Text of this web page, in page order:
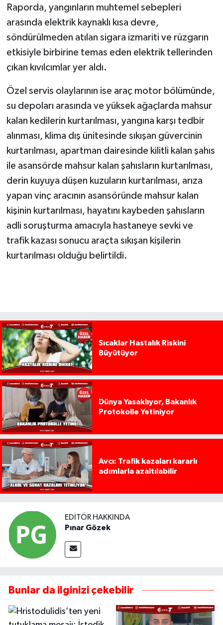
Raporda, yangınların muhtemel sebepleri
arasında elektrik kaynaklı kısa devre,
söndürülmeden atılan sigara izmariti ve rüzgarın
etkisiyle birbirine temas eden elektrik tellerinden
çıkan kıvılcımlar yer aldı.
Özel servis olaylarının ise araç motor bölümünde,
su depoları arasında ve yüksek ağaçlarda mahsur
kalan kedilerin kurtarılması, yangına karşı tedbir
alınması, klima dış ünitesinde sıkışan güvercinin
kurtarılması, apartman dairesinde kilitli kalan şahıs
ile asansörde mahsur kalan şahısların kurtarılması,
derin kuyuya düşen kuzuların kurtarılması, arıza
yapan vinç aracının asansöründe mahsur kalan
kişinin kurtarılması, hayatını kaybeden şahısların
adli soruşturma amacıyla hastaneye sevki ve
trafik kazası sonucu araçta sıkışan kişilerin
kurtarılması olduğu belirtildi.
Sıcaklar Hastalık Riskini
Büyütüyor
Dünya Yasaklıyor, Bakanlık
Protokolle Yetiniyor
Avcı: Trafik kazaları kararlı
adımlarla azaltılabilir
EDITÖR HAKKINDA
Pınar Gözek
Bunlar da ilginizi çekebilir